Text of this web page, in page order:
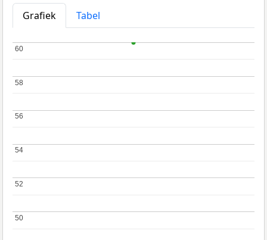
Grafiek
Tabel
50
50
52
52
54
54
56
56
58
58
60
60